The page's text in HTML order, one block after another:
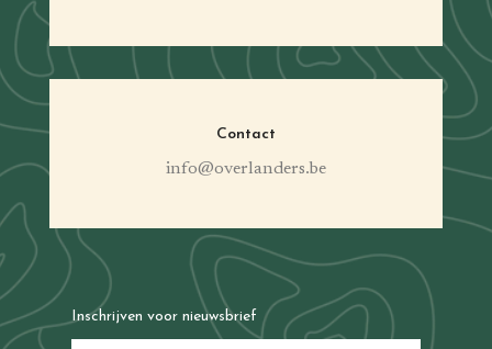
Contact
info@overlanders.be
Inschrijven voor nieuwsbrief